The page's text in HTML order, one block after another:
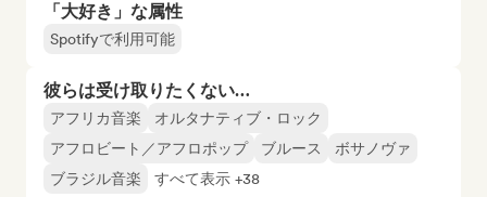
「大好き」な属性
Spotifyで利用可能
彼らは受け取りたくない…
アフリカ音楽
オルタナティブ・ロック
アフロビート／アフロポップ
ブルース
ボサノヴァ
ブラジル音楽
すべて表示 +38